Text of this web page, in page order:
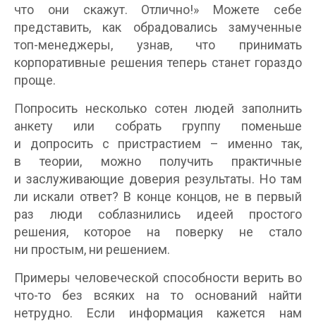
что они скажут. Отлично!» Можете себе
представить, как обрадовались замученные
топ-менеджеры, узнав, что принимать
корпоративные решения теперь станет гораздо
проще.
Попросить несколько сотен людей заполнить
анкету или собрать группу поменьше
и допросить с пристрастием – именно так,
в теории, можно получить практичные
и заслуживающие доверия результаты. Но там
ли искали ответ? В конце концов, не в первый
раз люди соблазнились идеей простого
решения, которое на поверку не стало
ни простым, ни решением.
Примеры человеческой способности верить во
что-то без всяких на то оснований найти
нетрудно. Если информация кажется нам